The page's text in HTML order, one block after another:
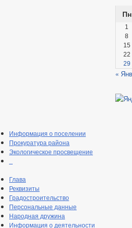
Пн
1
8
15
22
29
« Янв
Информация о поселении
Прокуратура района
Экологическое просвещение
Глава
Реквизиты
Градостроительство
Персональные данные
Народная дружина
Информация о деятельности